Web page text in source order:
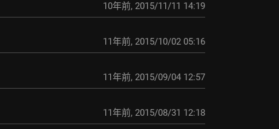
10年前, 2015/11/11 14:19
11年前, 2015/10/02 05:16
11年前, 2015/09/04 12:57
11年前, 2015/08/31 12:18